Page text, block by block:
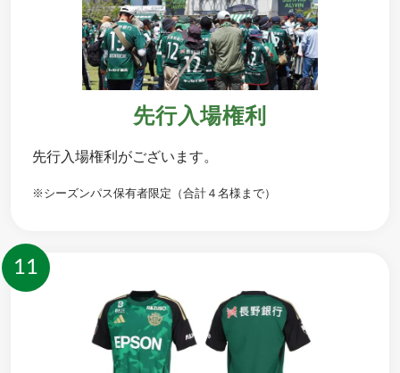
先行入場権利
先行入場権利がございます。
※シーズンパス保有者限定（合計４名様まで）
11